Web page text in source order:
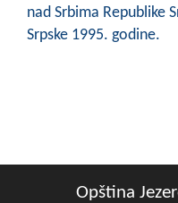
Sport
nad Srbima Republike
Srpske 1995. godine.
Opština